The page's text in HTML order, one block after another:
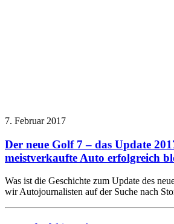
7. Februar 2017
Der neue Golf 7 – das Update
meistverkaufte Auto erfolgreich
Was ist die Geschichte zum Update des
wir Autojournalisten auf der Suche nach